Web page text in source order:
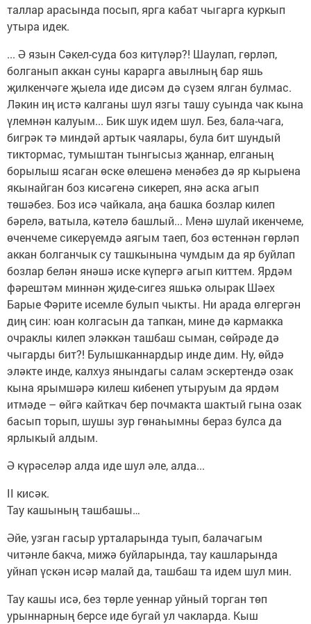
таллар арасында посып, ярга кабат чыгарга куркып
утыра идек.
... Ә язын Сәкел-суда боз китүләр?! Шаулап, гөрләп,
болганып аккан суны карарга авылның бар яшь
җилкенчәге җыела иде дисәм дә сүзем ялган булмас.
Ләкин иң истә калганы шул язгы ташу суында чак кына
үлемнән калуым... Бик шук идем шул. Без, бала-чага,
бигрәк тә миндәй артык чаялары, була бит шундый
тиктормас, тумыштан тынгысыз җаннар, елганың
борылыш ясаган өске өлешенә менәбез дә яр кырыена
якынайган боз кисәгенә сикереп, янә аска агып
төшәбез. Боз исә чайкала, аңа башка бозлар килеп
бәрелә, ватыла, кәтелә башлый... Менә шулай икенчеме,
өченчеме сикерүемдә аягым таеп, боз өстеннән гөрләп
аккан болганчык су ташкынына чумдым да яр буйлап
бозлар белән янәшә иске күпергә агып киттем. Ярдәм
фәрештәм миннән җиде-сигез яшькә олырак Шәех
Барые Фәрите исемле булып чыкты. Ни арада өлгергән
диң син: юан колгасын да тапкан, мине дә кармакка
очраклы килеп эләккән ташбаш сыман, сөйрәде дә
чыгарды бит?! Булышканнардыр инде дим. Ну, өйдә
эләкте инде, калхуз янындагы салам эскертендә озак
кына ярымшәрә килеш кибенеп утыруым да ярдәм
итмәде – өйгә кайткач бер почмакта шактый гына озак
басып торып, шушы зур гөнаһымны бераз булса да
ярлыкый алдым.
Ә күрәселәр алда иде шул әле, алда...
II кисәк.
Тау кашының ташбашы…
Әйе, узган гасыр урталарында туып, балачагым
читәнле бакча, мижә буйларында, тау кашларында
уйнап үскән исәр малай да, ташбаш та идем шул мин.
Тау кашы исә, без төрле уеннар уйный торган төп
урыннарның берсе иде бугай ул чакларда. Кыш